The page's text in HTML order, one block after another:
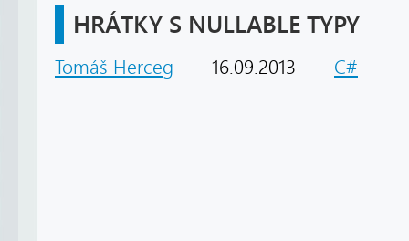
HRÁTKY S NULLABLE TYPY
Tomáš Herceg 16.09.2013 C#